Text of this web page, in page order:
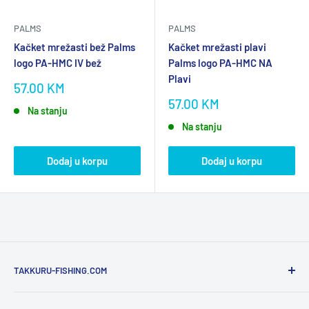
PALMS
Kačket mrežasti bež Palms
logo PA-HMC IV bež
Akcijska
57.00 KM
Na stanju
Dodaj u korpu
PALMS
Kačket mrežasti plavi
Palms logo PA-HMC NA
Plavi
Akcijska
57.00 KM
Na stanju
Dodaj u korpu
TAKKURU-FISHING.COM